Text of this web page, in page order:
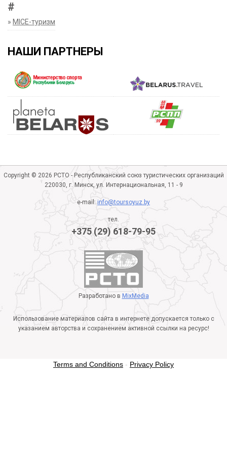
#
» MICE-туризм
НАШИ ПАРТНЕРЫ
Copyright © 2026 РСТО - Республиканский союз туристических организаций
220030, г. Минск, ул. Интернациональная, 11 - 9
e-mail:info@toursoyuz.by
тел.
+375 (29) 618-79-95
Разработано в MixMedia
Использование материалов сайта в интернете допускается только с
указанием авторства и сохранением активной ссылки на ресурс!
Terms and Conditions - Privacy Policy